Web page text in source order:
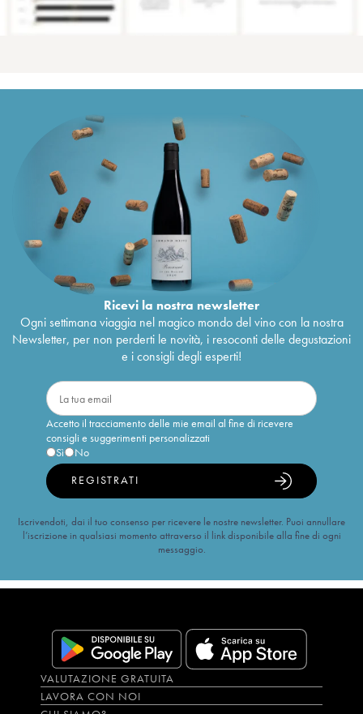
Ricevi la nostra newsletter
Ogni settimana viaggia nel magico mondo del vino con la nostra
Newsletter, per non perderti le novità, i resoconti delle degustazioni
e i consigli degli esperti!
Accetto il tracciamento delle mie email al fine di ricevere
consigli e suggerimenti personalizzati
Sì
No
REGISTRATI
Iscrivendoti, dai il tuo consenso per ricevere le nostre newsletter. Puoi annullare
l’iscrizione in qualsiasi momento attraverso il link disponibile alla fine di ogni
messaggio.
VALUTAZIONE GRATUITA
LAVORA CON NOI